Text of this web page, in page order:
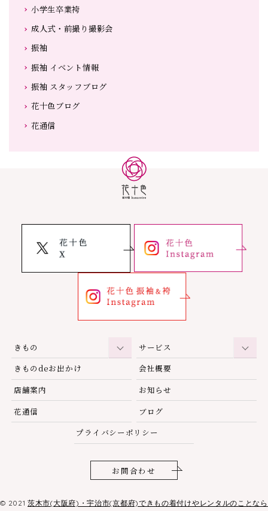
小学生卒業袴
成人式・前撮り撮影会
振袖
振袖 イベント情報
振袖 スタッフブログ
花十色ブログ
花通信
きもの
サービス
きものdeお出かけ
会社概要
店舗案内
お知らせ
花通信
ブログ
プライバシーポリシー
お問合わせ
© 2021茨木市(大阪府)・宇治市(京都府)できもの着付けやレンタルのことなら